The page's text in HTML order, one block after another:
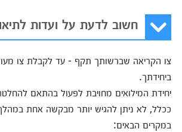
חשוב לדעת על ועדות
צו הקריאה שברשותך תקף - עד לקבלת צו
ביחידתך.
יחידת המילואים מחויבת לפעול בהתאם
ככלל, לא ניתן להגיש יותר מבקשה אחת
במקרים הבאים: